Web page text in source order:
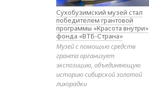
Сухобузимский музей стал
победителем грантовой
программы «Красота внутри»
фонда «ВТБ-Страна»
Музей с помощью средств
гранта организует
экспозицию, объединяющую
историю сибирской золотой
лихорадки